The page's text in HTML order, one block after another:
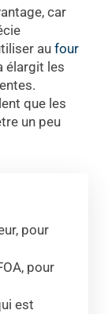
car
au four
élargit les
que les
un peu
pour
pour
est